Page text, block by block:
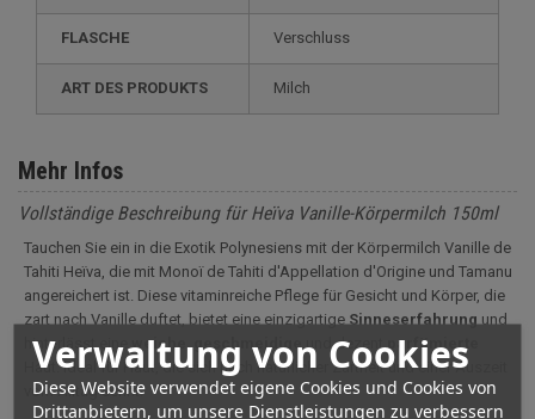
Verwaltung von Cookies
Diese Website verwendet eigene Cookies und Cookies von
Drittanbietern, um unsere Dienstleistungen zu verbessern
FLASCHE Verschluss
ART DES PRODUKTS Milch
Mehr Infos
Vollständige Beschreibung für Heïva Vanille-Körpermilch 150ml
Tauchen Sie ein in die Exotik Polynesiens mit der Körpermilch Vanille de
Tahiti Heïva, die mit Monoï de Tahiti d'Appellation d'Origine und Tamanu
angereichert ist. Diese vitaminreiche Pflege für Gesicht und Körper, die
zart nach Vanille duftet, bietet eine einzigartige Sinneserfahrung und
hinterlässt eine
weiche und dezent
parfümierte
Haut. Ideal für Haut, die sich nach natürlicher Zartheit und einer Auszeit
vom Alltag sehnt.